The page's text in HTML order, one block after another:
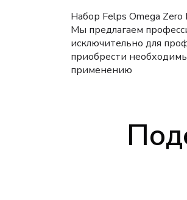
Набор Felps Omega
Мы предлагаем
исключительно для
приобрести
применению